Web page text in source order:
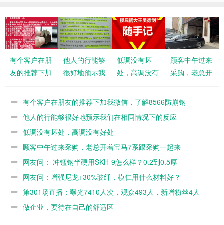
有个客户在朋
友的推荐下加
8566防崩钢
他人的行能够
很好地预示我
下的反应
低调没有坏
处，高调没有
顾客中午过来
采购，老总开
采购一起来
有个客户在朋友的推荐下加我微信，了解8566防崩钢
他人的行能够很好地预示我们在相同情况下的反应
低调没有坏处，高调没有好处
顾客中午过来采购，老总开着宝马7系跟采购一起来
网友问： 冲锰钢半硬用SKH-9怎么样？0.2到0.5厚
网友问：增强尼龙+30%玻纤，模仁用什么材料好？
第301场直播：曝光7410人次，观众493人，新增粉丝4人
做企业，要待在自己的舒适区